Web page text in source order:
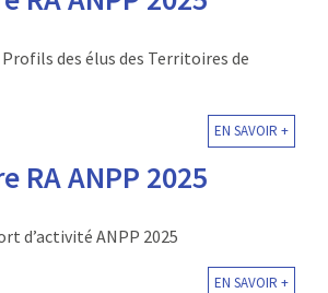
des élus des Territoires de
EN SAVOIR +
RA ANPP 2025
d’activité ANPP 2025
EN SAVOIR +